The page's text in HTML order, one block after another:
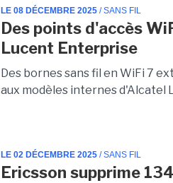
LE 08 DÉCEMBRE 2025 / SANS FIL
Des points d'accès
Lucent Enterprise
Des bornes sans fil en WiFi 7
aux modèles internes d'Alcatel
LE 02 DÉCEMBRE 2025 / SANS FIL
Ericsson supprime